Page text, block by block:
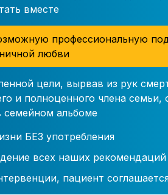
вместе
профессиональную
любви
цели, вырвав из рук
и полноценного члена семьи,
семейном альбоме
БЕЗ употребления
всех наших
пациент